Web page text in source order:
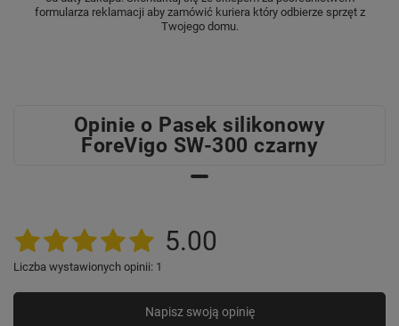
formularza reklamacji aby zamówić kuriera który odbierze sprzęt z
Twojego domu.
Opinie o Pasek silikonowy
ForeVigo SW-300 czarny
5.00
Liczba wystawionych opinii: 1
Napisz swoją opinię